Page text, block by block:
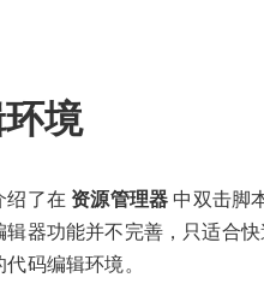
境
绍了在 资源管理器 中双击脚
器功能并不完善，只适合
码编辑环境。